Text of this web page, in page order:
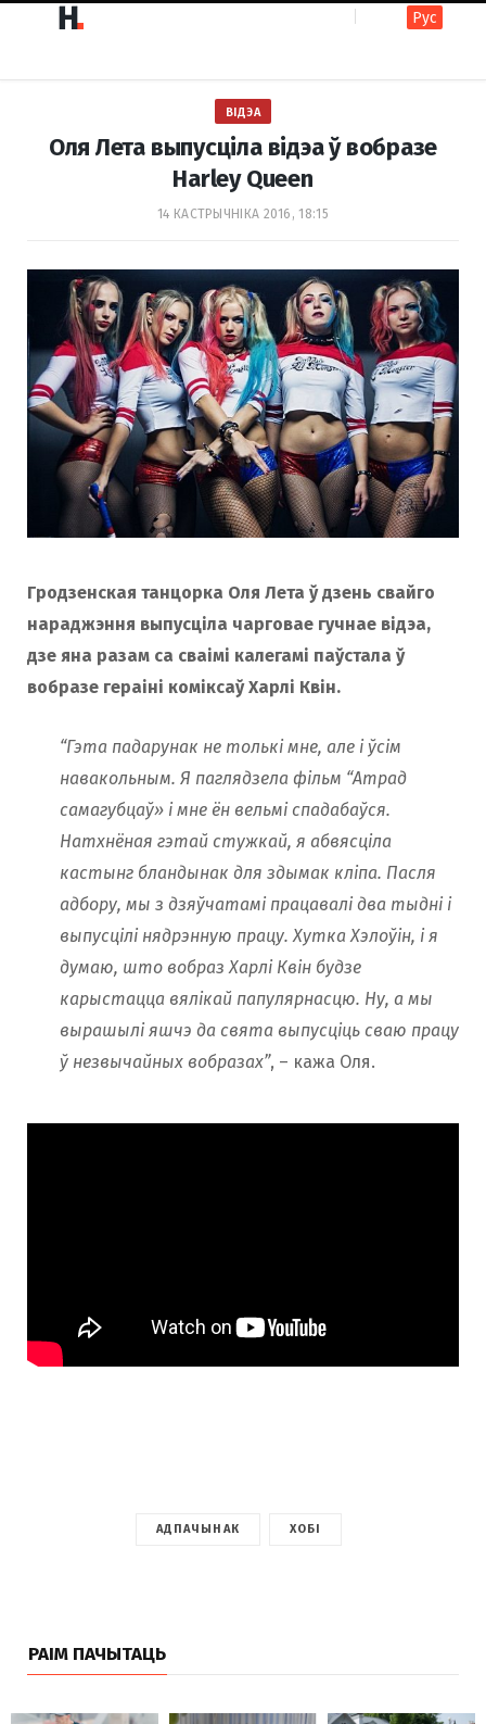
c
e
b
o
o
k
t
a
g
r
a
m
Рус
ВІДЭА
Оля Лета выпусціла відэа ў вобразе
Harley Queen
14 КАСТРЫЧНІКА 2016, 18:15
Гродзенская танцорка Оля Лета ў дзень свайго
нараджэння выпусціла чарговае гучнае відэа,
дзе яна разам са сваімі калегамі паўстала ў
вобразе гераіні коміксаў Харлі Квін.
“Гэта падарунак не толькі мне, але і ўсім
навакольным. Я паглядзела фільм “Атрад
самагубцаў» і мне ён вельмі спадабаўся.
Натхнёная гэтай стужкай, я абвясціла
кастынг бландынак для здымак кліпа. Пасля
адбору, мы з дзяўчатамі працавалі два тыдні і
выпусцілі нядрэнную працу. Хутка Хэлоўін, і я
думаю, што вобраз Харлі Квін будзе
карыстацца вялікай папулярнасцю. Ну, а мы
вырашылі яшчэ да свята выпусціць сваю працу
ў незвычайных вобразах”, – кажа Оля.
АДПАЧЫНАК ХОБІ
РАІМ ПАЧЫТАЦЬ